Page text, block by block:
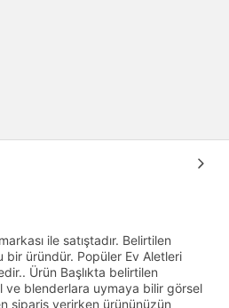
ile satıştadır. Belirtilen
bir üründür. Popüler Ev Aletleri
Ürün Başlıkta belirtilen
ve blenderlara uymaya bilir görsel
sipariş verirken ürününüzün